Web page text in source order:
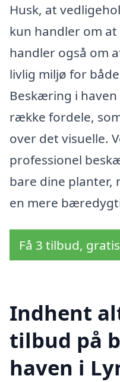
Husk, at
kun handler om
handler også om
livlig miljø for
Beskæring i
række fordele,
over det visuelle.
professionel
bare dine planter,
en mere
Få 3 tilbud,
Indhent
tilbud på
haven i